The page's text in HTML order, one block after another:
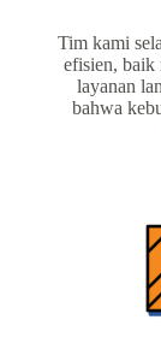
Tim kami
efisien, baik
layanan
bahwa